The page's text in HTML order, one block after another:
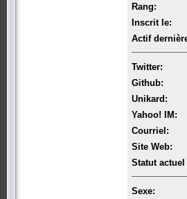
Rang:
Inscrit le:
Actif
Twitter:
Github:
Unikard:
Yahoo! IM:
Courriel:
Site Web:
Statut actuel
Sexe: